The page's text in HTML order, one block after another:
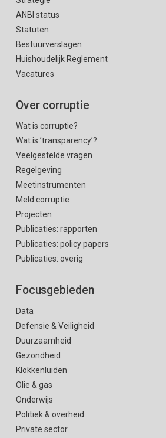
ANBI status
Statuten
Bestuurverslagen
Huishoudelijk Reglement
Vacatures
Over corruptie
Wat is corruptie?
Wat is ’transparency’?
Veelgestelde vragen
Regelgeving
Meetinstrumenten
Meld corruptie
Projecten
Publicaties: rapporten
Publicaties: policy papers
Publicaties: overig
Focusgebieden
Data
Defensie & Veiligheid
Duurzaamheid
Gezondheid
Klokkenluiden
Olie & gas
Onderwijs
Politiek & overheid
Private sector